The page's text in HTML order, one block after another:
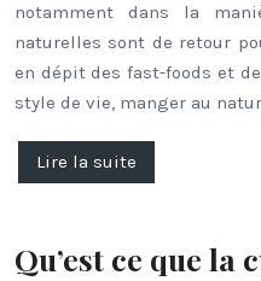
notamment dans la
naturelles sont de retour
en dépit des fast-foods et
style de vie, manger au
Lire la suite
Qu’est ce que la